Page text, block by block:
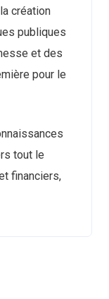
création
publiques
et des
pour le
tout le
financiers,